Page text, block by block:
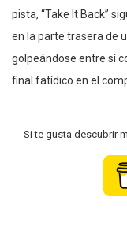
pista, “Take It Back”
en la parte trasera de
golpeándose entre sí
final fatídico en el
Si te gusta descubrir